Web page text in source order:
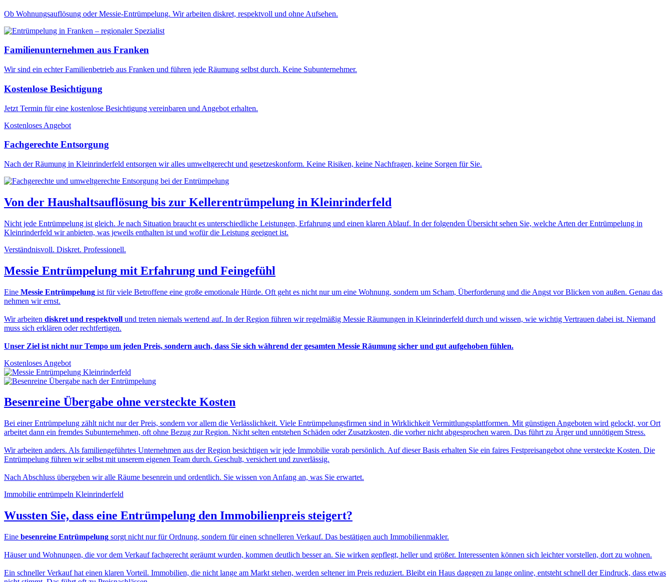
Ob Wohnungsauflösung oder Messie-Entrümpelung. Wir arbeiten diskret, respektvoll und ohne Aufsehen.
Familienunternehmen aus Franken
Wir sind ein echter Familienbetrieb aus Franken und führen jede Räumung selbst durch. Keine Subunternehmer.
Kostenlose Besichtigung
Jetzt Termin für eine kostenlose Besichtigung vereinbaren und Angebot erhalten.
Kostenloses Angebot
Fachgerechte Entsorgung
Nach der Räumung in Kleinrinderfeld entsorgen wir alles umweltgerecht und gesetzeskonform. Keine Risiken, keine Nachfragen, keine Sorgen für Sie.
Von der Haushaltsauflösung bis zur Kellerentrümpelung in Kleinrinderfeld
Nicht jede Entrümpelung ist gleich. Je nach Situation braucht es unterschiedliche Leistungen, Erfahrung und einen klaren Ablauf. In der folgenden Übersicht sehen Sie, welche Arten der Entrümpelung in
Kleinrinderfeld wir anbieten, was jeweils enthalten ist und wofür die Leistung geeignet ist.
Verständnisvoll. Diskret. Professionell.
Messie Entrümpelung mit Erfahrung und Feingefühl
Eine Messie Entrümpelung ist für viele Betroffene eine große emotionale Hürde. Oft geht es nicht nur um eine Wohnung, sondern um Scham, Überforderung und die Angst vor Blicken von außen. Genau das
nehmen wir ernst.
Wir arbeiten diskret und respektvoll und treten niemals wertend auf. In der Region führen wir regelmäßig Messie Räumungen in Kleinrinderfeld durch und wissen, wie wichtig Vertrauen dabei ist. Niemand
muss sich erklären oder rechtfertigen.
Unser Ziel ist nicht nur Tempo um jeden Preis, sondern auch, dass Sie sich während der gesamten Messie Räumung sicher und gut aufgehoben fühlen.
Kostenloses Angebot
Besenreine Übergabe ohne versteckte Kosten
Bei einer Entrümpelung zählt nicht nur der Preis, sondern vor allem die Verlässlichkeit. Viele Entrümpelungsfirmen sind in Wirklichkeit Vermittlungsplattformen. Mit günstigen Angeboten wird gelockt, vor Ort
arbeitet dann ein fremdes Subunternehmen, oft ohne Bezug zur Region. Nicht selten entstehen Schäden oder Zusatzkosten, die vorher nicht abgesprochen waren. Das führt zu Ärger und unnötigem Stress.
Wir arbeiten anders. Als familiengeführtes Unternehmen aus der Region besichtigen wir jede Immobilie vorab persönlich. Auf dieser Basis erhalten Sie ein faires Festpreisangebot ohne versteckte Kosten. Die
Entrümpelung führen wir selbst mit unserem eigenen Team durch. Geschult, versichert und zuverlässig.
Nach Abschluss übergeben wir alle Räume besenrein und ordentlich. Sie wissen von Anfang an, was Sie erwartet.
Immobilie entrümpeln Kleinrinderfeld
Wussten Sie, dass eine Entrümpelung den Immobilienpreis steigert?
Eine besenreine Entrümpelung sorgt nicht nur für Ordnung, sondern für einen schnelleren Verkauf. Das bestätigen auch Immobilienmakler.
Häuser und Wohnungen, die vor dem Verkauf fachgerecht geräumt wurden, kommen deutlich besser an. Sie wirken gepflegt, heller und größer. Interessenten können sich leichter vorstellen, dort zu wohnen.
Ein schneller Verkauf hat einen klaren Vorteil. Immobilien, die nicht lange am Markt stehen, werden seltener im Preis reduziert. Bleibt ein Haus dagegen zu lange online, entsteht schnell der Eindruck, dass etwas